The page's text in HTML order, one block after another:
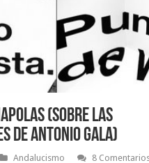
(sobre las
de Antonio Gala)
Andalucismo
8